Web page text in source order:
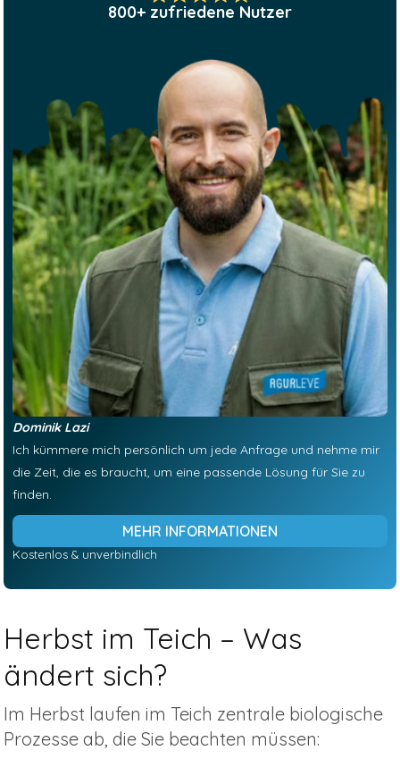
800+ zufriedene Nutzer
Dominik Lazi
Ich kümmere mich persönlich um jede Anfrage und nehme mir
die Zeit, die es braucht, um eine passende Lösung für Sie zu
finden.
MEHR INFORMATIONEN
Kostenlos & unverbindlich
Herbst im Teich – Was
ändert sich?
Im Herbst laufen im Teich zentrale biologische
Prozesse ab, die Sie beachten müssen: